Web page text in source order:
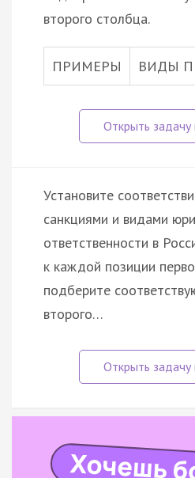
второго столбца.
ПРИМЕРЫ ВИДЫ
Установите
санкциями и видами
ответственности в
к каждой позиции
подберите
второго…